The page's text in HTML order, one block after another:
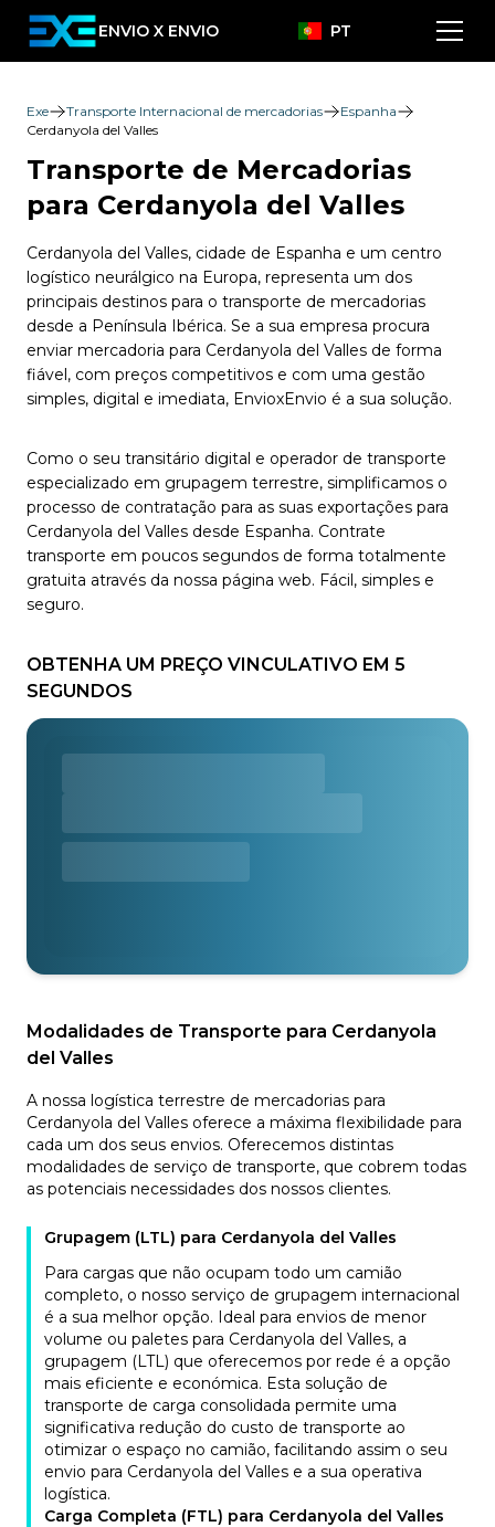
ENVIO X ENVIO PT
Exe Transporte Internacional de mercadorias
Espanha
Cerdanyola del Valles
Transporte de Mercadorias
para Cerdanyola del Valles
Cerdanyola del Valles, cidade de Espanha e um centro
logístico neurálgico na Europa, representa um dos
principais destinos para o transporte de mercadorias
desde a Península Ibérica. Se a sua empresa procura
enviar mercadoria para Cerdanyola del Valles de forma
fiável, com preços competitivos e com uma gestão
simples, digital e imediata, EnvioxEnvio é a sua solução.
Como o seu transitário digital e operador de transporte
especializado em grupagem terrestre, simplificamos o
processo de contratação para as suas exportações para
Cerdanyola del Valles desde Espanha. Contrate
transporte em poucos segundos de forma totalmente
gratuita através da nossa página web. Fácil, simples e
seguro.
OBTENHA UM PREÇO VINCULATIVO EM 5
SEGUNDOS
Modalidades de Transporte para Cerdanyola
del Valles
A nossa logística terrestre de mercadorias para
Cerdanyola del Valles oferece a máxima flexibilidade para
cada um dos seus envios. Oferecemos distintas
modalidades de serviço de transporte, que cobrem todas
as potenciais necessidades dos nossos clientes.
Grupagem (LTL) para Cerdanyola del Valles
Para cargas que não ocupam todo um camião
completo, o nosso serviço de grupagem internacional
é a sua melhor opção. Ideal para envios de menor
volume ou paletes para Cerdanyola del Valles, a
grupagem (LTL) que oferecemos por rede é a opção
mais eficiente e económica. Esta solução de
transporte de carga consolidada permite uma
significativa redução do custo de transporte ao
otimizar o espaço no camião, facilitando assim o seu
envio para Cerdanyola del Valles e a sua operativa
logística.
Carga Completa (FTL) para Cerdanyola del Valles